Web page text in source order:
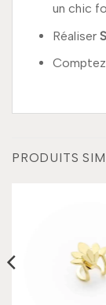
un chic
Réaliser
Comptez
PRODUITS